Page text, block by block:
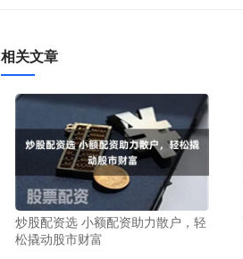
相关文章
炒股配资选 小额配资助力散户，轻
松撬动股市财富